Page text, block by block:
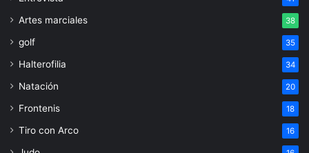
Artes marciales 38
golf 35
Halterofilia 34
Natación 20
Frontenis 18
Tiro con Arco 16